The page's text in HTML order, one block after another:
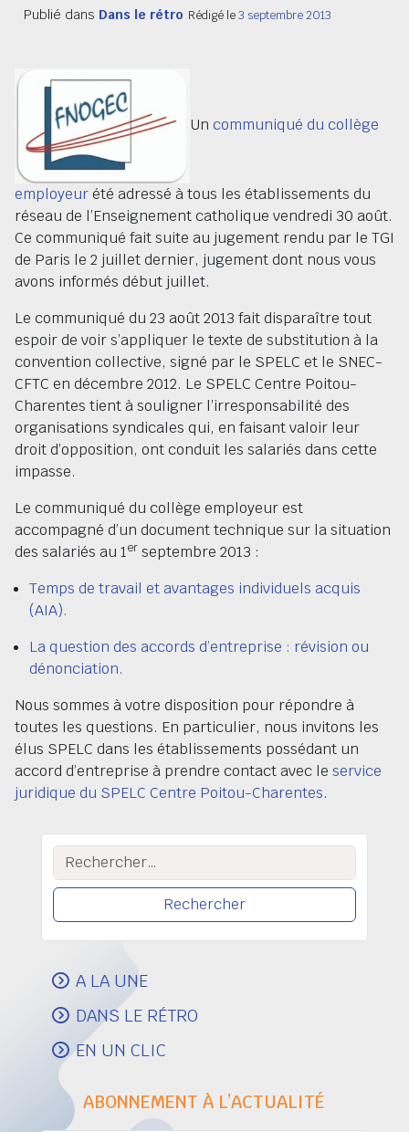
Publié dans Dans le rétro Rédigé le3 septembre 2013
Un communiqué du collège
employeurété adressé à tous les établissements du
réseau de l’Enseignement catholique vendredi 30 août.
Ce communiqué fait suite au jugement rendu par le TGI
de Paris le 2 juillet dernier, jugement dont nous vous
avons informés début juillet.
Le communiqué du 23 août 2013 fait disparaître tout
espoir de voir s’appliquer le texte de substitution à la
convention collective, signé par le SPELC et le SNEC-
CFTC en décembre 2012. Le SPELC Centre Poitou-
Charentes tient à souligner l’irresponsabilité des
organisations syndicales qui, en faisant valoir leur
droit d’opposition, ont conduit les salariés dans cette
impasse.
Le communiqué du collège employeur est
accompagné d’un document technique sur la situation
des salariés au 1er septembre 2013 :
Temps de travail et avantages individuels acquis
(AIA).
La question des accords d’entreprise : révision ou
dénonciation.
Nous sommes à votre disposition pour répondre à
toutes les questions. En particulier, nous invitons les
élus SPELC dans les établissements possédant un
accord d’entreprise à prendre contact avec le service
juridique du SPELC Centre Poitou-Charentes.
Rechercher :
A LA UNE
DANS LE RÉTRO
EN UN CLIC
ABONNEMENT À L’ACTUALITÉ